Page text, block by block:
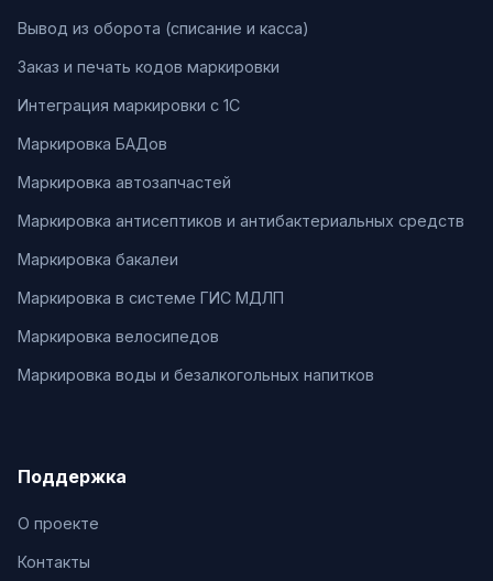
Вывод из оборота (списание и касса)
Заказ и печать кодов маркировки
Интеграция маркировки с 1С
Маркировка БАДов
Маркировка автозапчастей
Маркировка антисептиков и антибактериальных средств
Маркировка бакалеи
Маркировка в системе ГИС МДЛП
Маркировка велосипедов
Маркировка воды и безалкогольных напитков
Поддержка
О проекте
Контакты